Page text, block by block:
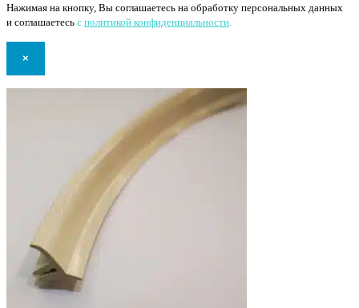
Нажимая на кнопку, Вы соглашаетесь на обработку персональных данных
и соглашаетесь с политикой конфиденциальности
×